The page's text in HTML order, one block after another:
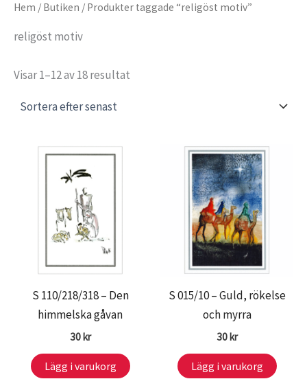
Hem / Butiken / Produkter taggade “religöst motiv”
religöst motiv
Visar 1–12 av 18 resultat
S 110/218/318 – Den
himmelska gåvan
30kr
Lägg i varukorg
S 015/10 – Guld, rökelse
och myrra
30kr
Lägg i varukorg